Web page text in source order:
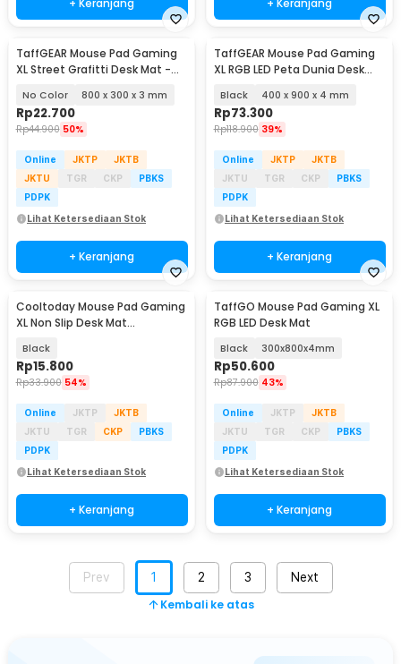
TaffGEAR Mouse Pad Gaming
XL Street Grafitti Desk Mat -
No Color 800 x 300 x 3 mm
Rp22.700
Rp44.900 50%
Online JKTP
JKTB
JKTU
TGR CKP
PBKS
PDPK
Lihat Ketersediaan Stok
+ Keranjang
TaffGEAR Mouse Pad Gaming
XL RGB LED Peta Dunia Desk
Black 400 x 900 x 4 mm
Rp73.300
Rp118.900 39%
Online JKTP
JKTB
JKTU
TGR CKP
PBKS
PDPK
Lihat Ketersediaan Stok
+ Keranjang
Cooltoday Mouse Pad Gaming
XL Non Slip Desk Mat
Black
Rp15.800
Rp33.900 54%
Online JKTP
JKTB
JKTU
TGR CKP
PBKS
PDPK
Lihat Ketersediaan Stok
+ Keranjang
TaffGO Mouse Pad Gaming XL
RGB LED Desk Mat
Black 300x800x4mm
Rp50.600
Rp87.900 43%
Online JKTP
JKTB
JKTU
TGR CKP
PBKS
PDPK
Lihat Ketersediaan Stok
+ Keranjang
Prev 1 2 3 Next
Kembali ke atas